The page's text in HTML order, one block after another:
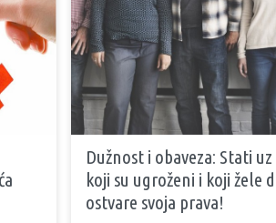
Dužnost i obaveza: Stati
koji su ugroženi i koji žele
ostvare svoja prava!